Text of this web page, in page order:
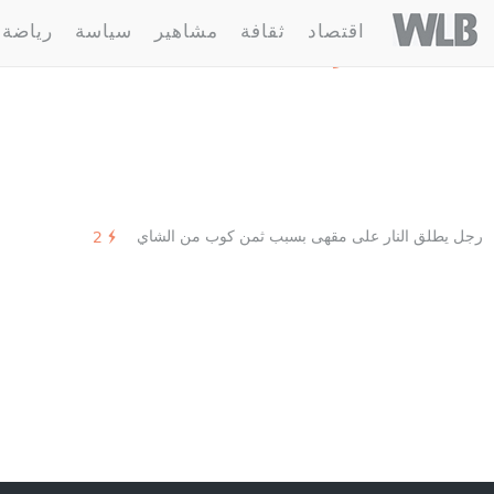
Welovebuzz
اقتصاد ثقافة مشاهير سياسة رياضة
1 مقالة : نار
رجل يطلق النار على مقهى بسبب ثمن كوب من الشاي